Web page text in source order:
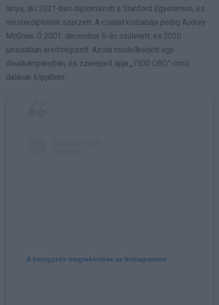
lánya, aki 2021-ben diplomázott a Stanford Egyetemen, és
mesterdiplomát szerzett. A család kisbabája pedig Audrey
McGraw. Ő 2001. december 6-án született, és 2020
júniusában érettségizett. Azóta modellkedett egy
divatkampányban, és szerepelt apja „7500 OBO” című
dalának klipjében.
A bejegyzés megtekintése az Instagramon